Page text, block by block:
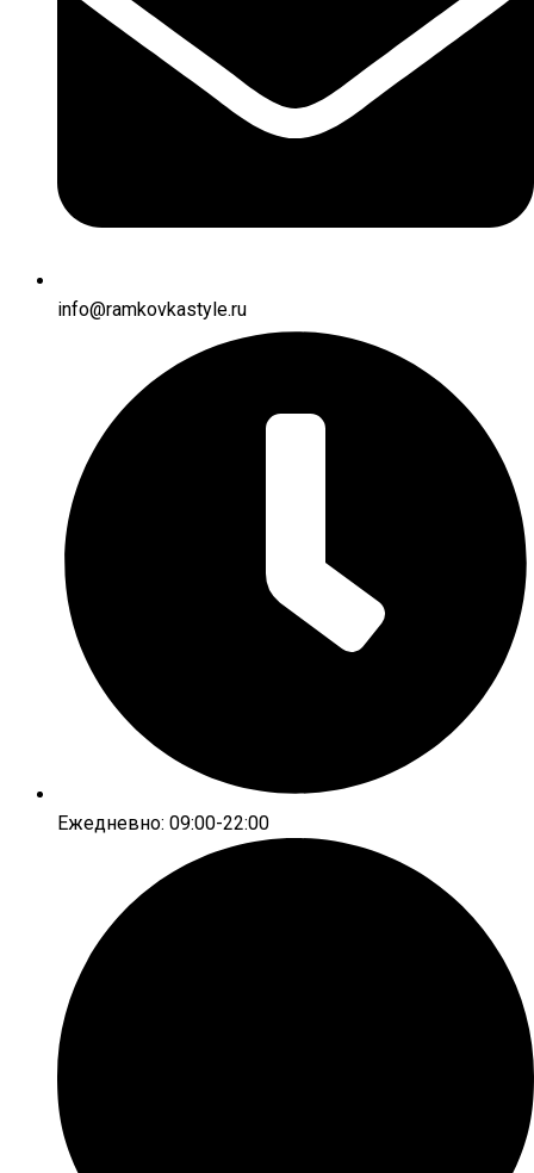
info@ramkovkastyle.ru
Ежедневно: 09:00-22:00